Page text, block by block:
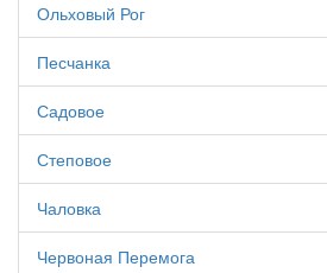
Ольховый Рог
Песчанка
Садовое
Степовое
Чаловка
Червоная Перемога